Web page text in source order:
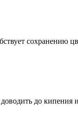
сохранению
до кипения